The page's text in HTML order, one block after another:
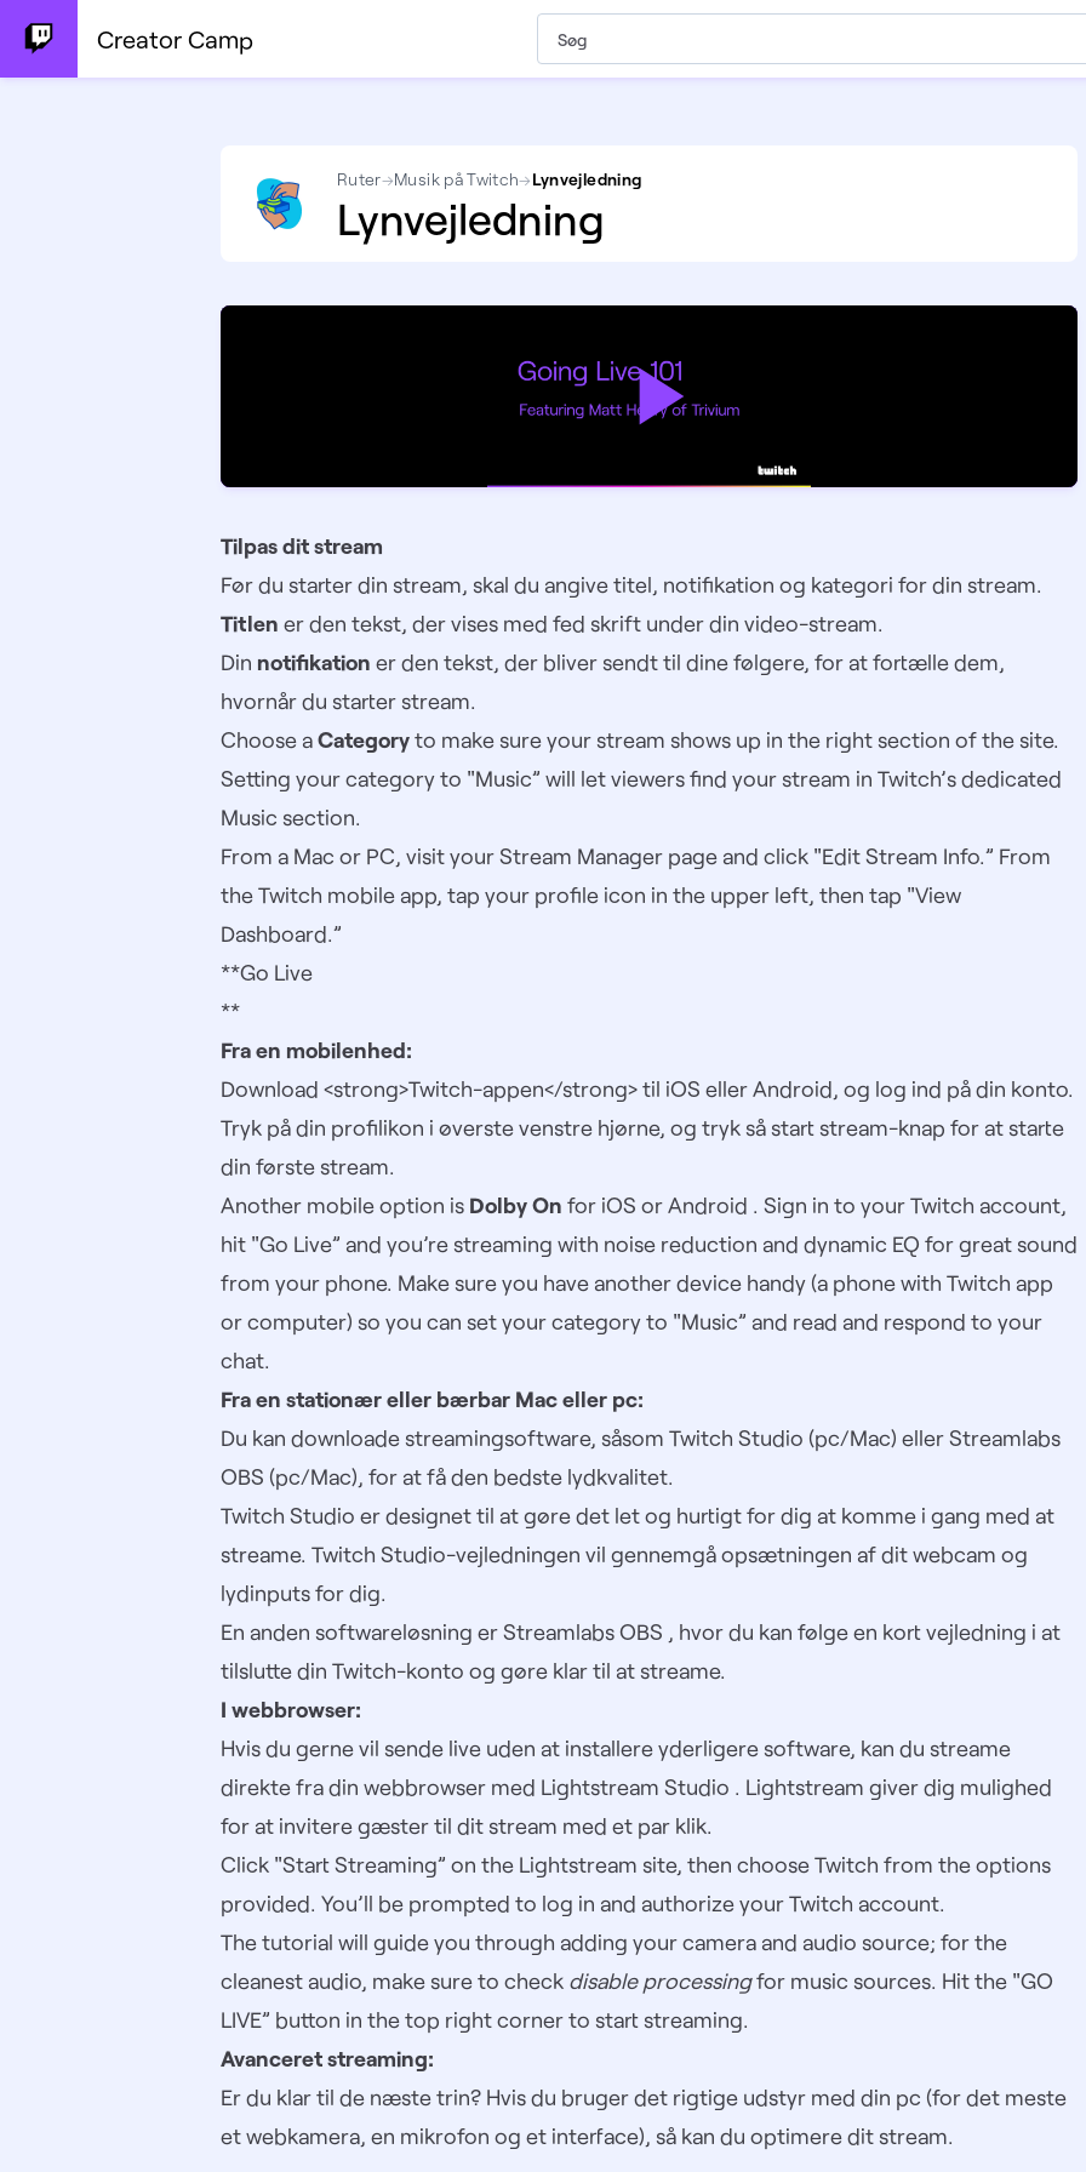
Creator Camp
Ruter→Musik på Twitch→Lynvejledning
Lynvejledning
Tilpas dit stream
Før du starter din stream, skal du angive titel, notifikation og kategori for din stream.
Titlen er den tekst, der vises med fed skrift under din video-stream.
Din notifikation er den tekst, der bliver sendt til dine følgere, for at fortælle dem,
hvornår du starter stream.
Choose aCategoryto make sure your stream shows up in the right section of the site.
Setting your category to "Music” will let viewers find your stream in Twitch’s dedicated
Music section.
From a Mac or PC, visit yourStream Manager page and click "Edit Stream Info.” From
the Twitch mobile app, tap your profile icon in the upper left, then tap "View
Dashboard.”
**Go Live
**
Fra en mobilenhed:
Download <strong>Twitch-appen</strong>til iOS eller Android, og log ind på din konto.
Tryk på din profilikon i øverste venstre hjørne, og tryk så start stream-knap for at starte
din første stream.
Another mobile option is Dolby On for iOS orAndroid . Sign in to your Twitch account,
hit "Go Live” and you’re streaming with noise reduction and dynamic EQ for great sound
from your phone. Make sure you have another device handy (a phone with Twitch app
or computer) so you can set your category to "Music” and read and respond to your
chat.
Fra en stationær eller bærbar Mac eller pc:
Du kan downloade streamingsoftware, såsom Twitch Studio (pc/Mac) eller Streamlabs
OBS (pc/Mac), for at få den bedste lydkvalitet.
Twitch Studio er designet til at gøre det let og hurtigt for dig at komme i gang med at
streame. Twitch Studio-vejledningen vil gennemgå opsætningen af dit webcam og
lydinputs for dig.
En anden softwareløsning erStreamlabs OBS , hvor du kan følge en kort vejledning i at
tilslutte din Twitch-konto og gøre klar til at streame.
I webbrowser:
Hvis du gerne vil sende live uden at installere yderligere software, kan du streame
direkte fra din webbrowser med Lightstream Studio . Lightstream giver dig mulighed
for at invitere gæster til dit stream med et par klik.
Click "Start Streaming” on the Lightstream site, then choose Twitch from the options
provided. You’ll be prompted to log in and authorize your Twitch account.
The tutorial will guide you through adding your camera and audio source; for the
cleanest audio, make sure to check disable processingfor music sources. Hit the "GO
LIVE” button in the top right corner to start streaming.
Avanceret streaming:
Er du klar til de næste trin? Hvis du bruger det rigtige udstyr med din pc (for det meste
et webkamera, en mikrofon og et interface), så kan du optimere dit stream.